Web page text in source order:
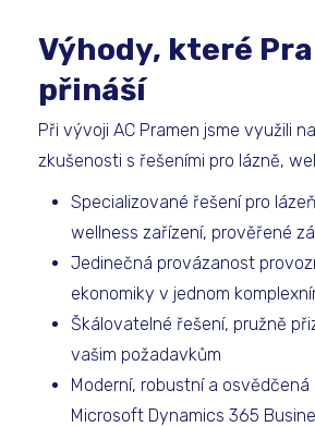
Výhody, které
přináší
Při vývoji AC Pramen jsme využili
zkušenosti s řešeními pro lázně,
Specializované řešení pro
wellness zařízení, prověřené
Jedinečná provázanost
ekonomiky v jednom
Škálovatelné řešení, pružně
vašim požadavkům
Moderní, robustní a
Microsoft Dynamics 365